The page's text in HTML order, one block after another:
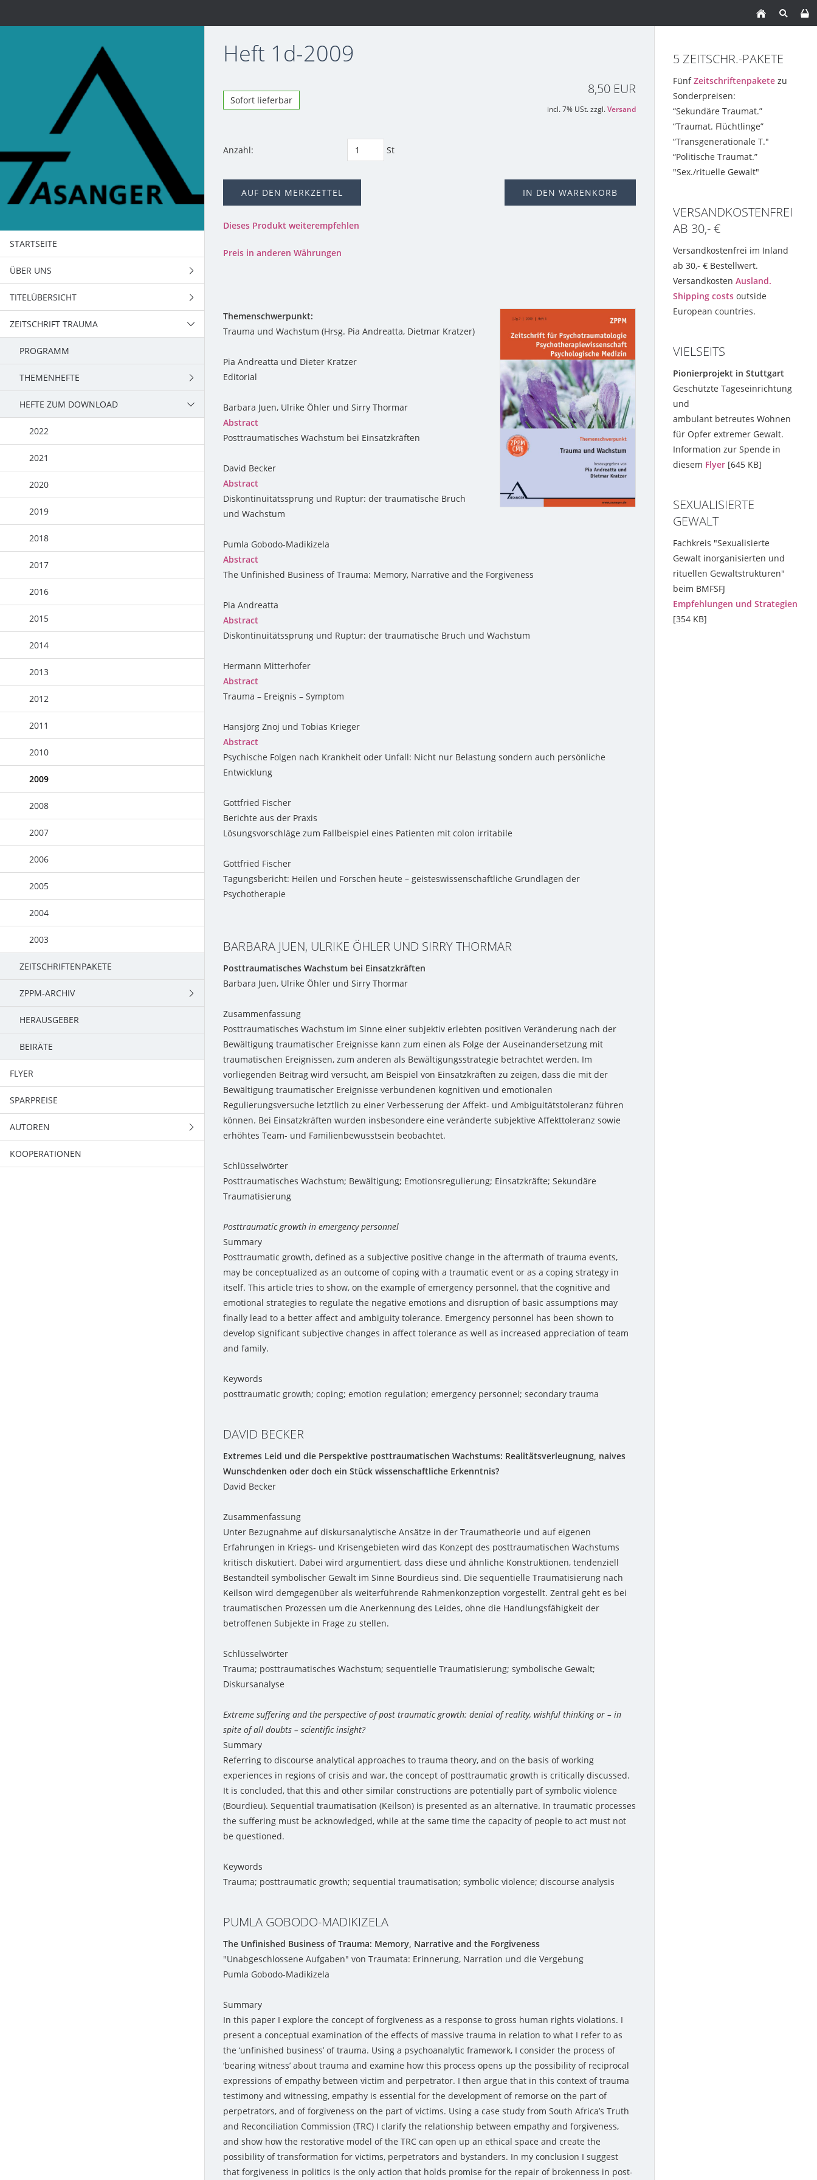
STARTSEITE
ÜBER UNS
TEAM
TITELÜBERSICHT
PSYCHOTHERAPIE,
PSYCHOTRAUMATOLOGIE
LERNEN, SCHULE
ARBEIT, BETRIEB
FORSCHUNG, LEHRE
ZEITSCHRIFT TRAUMA
PROGRAMM
THEMENHEFTE
2022
2021
2020
2019
2018
2017
2016
2015
2014
HEFTE ZUM DOWNLOAD
2022
2021
2020
2019
2018
2017
2016
2015
2014
2013
2012
2011
2010
2009
2008
2007
2006
2005
2004
2003
ZEITSCHRIFTENPAKETE
ZPPM-ARCHIV
2013
2012
2011
2010
2009
2008
HERAUSGEBER
BEIRÄTE
FLYER
SPARPREISE
AUTOREN
DIENSTLEISTUNGEN
KOOPERATIONEN
Heft 1d-2009
Sofort lieferbar
8,50 EUR
incl. 7% USt. zzgl. Versand
Anzahl: St
IN DEN WARENKORB
AUF DEN MERKZETTEL
Dieses Produkt weiterempfehlen
Preis in anderen Währungen
Themenschwerpunkt:
Trauma und Wachstum (Hrsg. Pia Andreatta, Dietmar Kratzer)
Pia Andreatta und Dieter Kratzer
Editorial
Barbara Juen, Ulrike Öhler und Sirry Thormar
Abstract
Posttraumatisches Wachstum bei Einsatzkräften
David Becker
Abstract
Diskontinuitätssprung und Ruptur: der traumatische Bruch
und Wachstum
Pumla Gobodo-Madikizela
Abstract
The Unfinished Business of Trauma: Memory, Narrative and the Forgiveness
Pia Andreatta
Abstract
Diskontinuitätssprung und Ruptur: der traumatische Bruch und Wachstum
Hermann Mitterhofer
Abstract
Trauma – Ereignis – Symptom
Hansjörg Znoj und Tobias Krieger
Abstract
Psychische Folgen nach Krankheit oder Unfall: Nicht nur Belastung sondern auch persönliche
Entwicklung
Gottfried Fischer
Berichte aus der Praxis
Lösungsvorschläge zum Fallbeispiel eines Patienten mit colon irritabile
Gottfried Fischer
Tagungsbericht: Heilen und Forschen heute – geisteswissenschaftliche Grundlagen der
Psychotherapie
BARBARA JUEN, ULRIKE ÖHLER UND SIRRY THORMAR
Posttraumatisches Wachstum bei Einsatzkräften
Barbara Juen, Ulrike Öhler und Sirry Thormar
Zusammenfassung
Posttraumatisches Wachstum im Sinne einer subjektiv erlebten positiven Veränderung nach der
Bewältigung traumatischer Ereignisse kann zum einen als Folge der Auseinandersetzung mit
traumatischen Ereignissen, zum anderen als Bewältigungsstrategie betrachtet werden. Im
vorliegenden Beitrag wird versucht, am Beispiel von Einsatzkräften zu zeigen, dass die mit der
Bewältigung traumatischer Ereignisse verbundenen kognitiven und emotionalen
Regulierungsversuche letztlich zu einer Verbesserung der Affekt- und Ambiguitätstoleranz führen
können. Bei Einsatzkräften wurden insbesondere eine veränderte subjektive Affekttoleranz sowie
erhöhtes Team- und Familienbewusstsein beobachtet.
Schlüsselwörter
Posttraumatisches Wachstum; Bewältigung; Emotionsregulierung; Einsatzkräfte; Sekundäre
Traumatisierung
Posttraumatic growth in emergency personnel
Summary
Posttraumatic growth, defined as a subjective positive change in the aftermath of trauma events,
may be conceptualized as an outcome of coping with a traumatic event or as a coping strategy in
itself. This article tries to show, on the example of emergency personnel, that the cognitive and
emotional strategies to regulate the negative emotions and disruption of basic assumptions may
finally lead to a better affect and ambiguity tolerance. Emergency personnel has been shown to
develop significant subjective changes in affect tolerance as well as increased appreciation of team
and family.
Keywords
posttraumatic growth; coping; emotion regulation; emergency personnel; secondary trauma
DAVID BECKER
Extremes Leid und die Perspektive posttraumatischen Wachstums: Realitätsverleugnung, naives
Wunschdenken oder doch ein Stück wissenschaftliche Erkenntnis?
David Becker
Zusammenfassung
Unter Bezugnahme auf diskursanalytische Ansätze in der Traumatheorie und auf eigenen
Erfahrungen in Kriegs- und Krisengebieten wird das Konzept des posttraumatischen Wachstums
kritisch diskutiert. Dabei wird argumentiert, dass diese und ähnliche Konstruktionen, tendenziell
Bestandteil symbolischer Gewalt im Sinne Bourdieus sind. Die sequentielle Traumatisierung nach
Keilson wird demgegenüber als weiterführende Rahmenkonzeption vorgestellt. Zentral geht es bei
traumatischen Prozessen um die Anerkennung des Leides, ohne die Handlungsfähigkeit der
betroffenen Subjekte in Frage zu stellen.
Schlüsselwörter
Trauma; posttraumatisches Wachstum; sequentielle Traumatisierung; symbolische Gewalt;
Diskursanalyse
Extreme suffering and the perspective of post traumatic growth: denial of reality, wishful thinking or – in
spite of all doubts – scientific insight?
Summary
Referring to discourse analytical approaches to trauma theory, and on the basis of working
experiences in regions of crisis and war, the concept of posttraumatic growth is critically discussed.
It is concluded, that this and other similar constructions are potentially part of symbolic violence
(Bourdieu). Sequential traumatisation (Keilson) is presented as an alternative. In traumatic processes
the suffering must be acknowledged, while at the same time the capacity of people to act must not
be questioned.
Keywords
Trauma; posttraumatic growth; sequential traumatisation; symbolic violence; discourse analysis
PUMLA GOBODO-MADIKIZELA
The Unfinished Business of Trauma: Memory, Narrative and the Forgiveness
"Unabgeschlossene Aufgaben" von Traumata: Erinnerung, Narration und die Vergebung
Pumla Gobodo-Madikizela
Summary
In this paper I explore the concept of forgiveness as a response to gross human rights violations. I
present a conceptual examination of the effects of massive trauma in relation to what I refer to as
the ‘unfinished business’ of trauma. Using a psychoanalytic framework, I consider the process of
‘bearing witness’ about trauma and examine how this process opens up the possibility of reciprocal
expressions of empathy between victim and perpetrator. I then argue that in this context of trauma
testimony and witnessing, empathy is essential for the development of remorse on the part of
perpetrators, and of forgiveness on the part of victims. Using a case study from South Africa’s Truth
and Reconciliation Commission (TRC) I clarify the relationship between empathy and forgiveness,
and show how the restorative model of the TRC can open up an ethical space and create the
possibility of transformation for victims, perpetrators and bystanders. In my conclusion I suggest
that forgiveness in politics is the only action that holds promise for the repair of brokenness in post-
5 ZEITSCHR.-PAKETE
FünfZeitschriftenpakete zu
Sonderpreisen:
“Sekundäre Traumat.”
“Traumat. Flüchtlinge”
“Transgenerationale T."
“Politische Traumat.”
"Sex./rituelle Gewalt"
VERSANDKOSTENFREI
AB 30,- €
Versandkostenfrei im Inland
ab 30,- € Bestellwert.
Versandkosten Ausland.
Shipping costs outside
European countries.
VIELSEITS
Pionierprojekt in Stuttgart
Geschützte Tageseinrichtung
und
ambulant betreutes Wohnen
für Opfer extremer Gewalt.
Information zur Spende in
diesem Flyer [645 KB]
SEXUALISIERTE
GEWALT
Fachkreis "Sexualisierte
Gewalt inorganisierten und
rituellen Gewaltstrukturen"
beim BMFSFJ
Empfehlungen und Strategien
[354 KB]